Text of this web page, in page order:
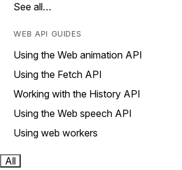
See all…
WEB API GUIDES
Using the Web animation API
Using the Fetch API
Working with the History API
Using the Web speech API
Using web workers
All